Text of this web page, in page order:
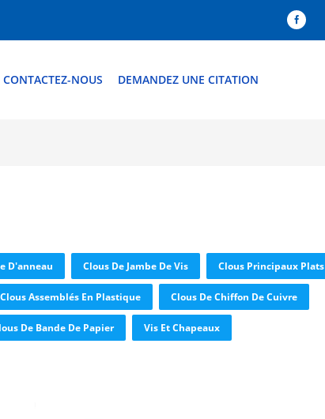
CONTACTEZ-NOUS DEMANDEZ UNE CITATION
D'anneau Clous De Jambe De Vis Clous Principaux Plats
Clous Assemblés En Plastique Clous De Chiffon De Cuivre
De Bande De Papier Vis Et Chapeaux